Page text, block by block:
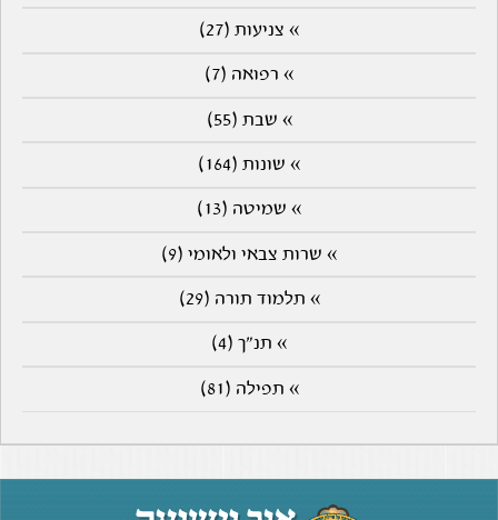
» צניעות (27)
» רפואה (7)
» שבת (55)
» שונות (164)
» שמיטה (13)
» שרות צבאי ולאומי (9)
» תלמוד תורה (29)
» תנ"ך (4)
» תפילה (81)